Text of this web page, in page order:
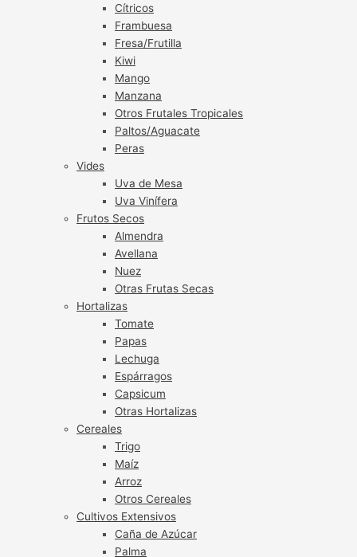
Cítricos
Frambuesa
Fresa/Frutilla
Kiwi
Mango
Manzana
Otros Frutales Tropicales
Paltos/Aguacate
Peras
Vides
Uva de Mesa
Uva Vinífera
Frutos Secos
Almendra
Avellana
Nuez
Otras Frutas Secas
Hortalizas
Tomate
Papas
Lechuga
Espárragos
Capsicum
Otras Hortalizas
Cereales
Trigo
Maíz
Arroz
Otros Cereales
Cultivos Extensivos
Caña de Azúcar
Palma